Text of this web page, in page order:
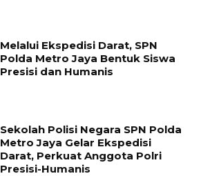
Melalui Ekspedisi Darat, SPN
Polda Metro Jaya Bentuk Siswa
Presisi dan Humanis
Sekolah Polisi Negara SPN Polda
Metro Jaya Gelar Ekspedisi
Darat, Perkuat Anggota Polri
Presisi-Humanis